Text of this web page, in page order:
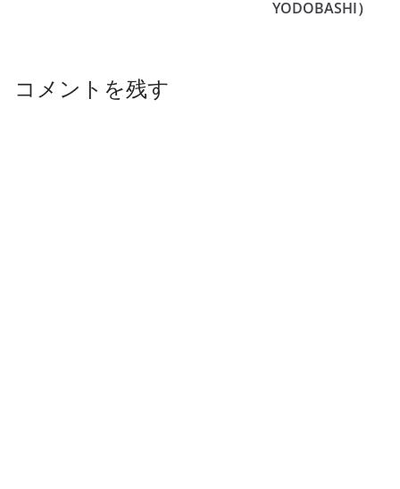
YODOBASHI）
コメントを残す